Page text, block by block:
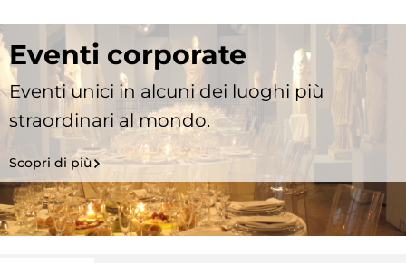
Eventi corporate
Eventi unici in alcuni dei luoghi più
straordinari al mondo.
Scopri di più